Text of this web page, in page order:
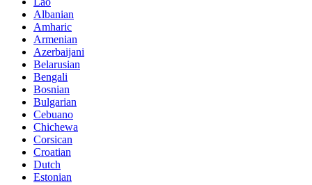
Albanian
Amharic
Armenian
Azerbaijani
Belarusian
Bengali
Bosnian
Bulgarian
Cebuano
Chichewa
Corsican
Croatian
Dutch
Estonian